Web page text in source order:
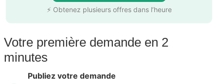
⚡ Obtenez plusieurs offres dans l’heure
Votre première demande en 2
minutes
Publiez votre demande